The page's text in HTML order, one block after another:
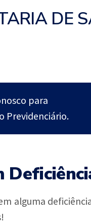
DE
para
Previdenciário.
alguma